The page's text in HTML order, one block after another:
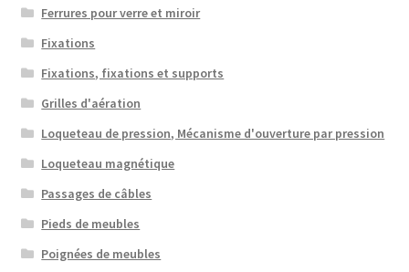
Ferrures pour verre et miroir
Fixations
Fixations, fixations et supports
Grilles d'aération
Loqueteau de pression, Mécanisme d'ouverture par pression
Loqueteau magnétique
Passages de câbles
Pieds de meubles
Poignées de meubles